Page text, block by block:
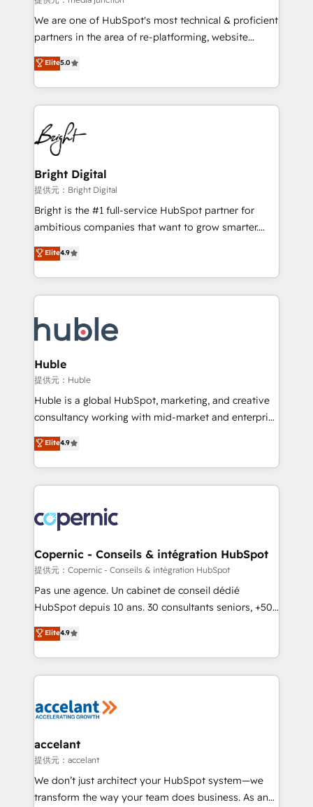
rooted in RevOps principles, integrates analysis,
training, planning, and qualification. Leveraging
inbound marketing tactics, we focus on
understanding, nurturing, and converting leads.
competitive market.
We are one of HubSpot's most technical & proficient
partners in the area of re-platforming, website
design & development. We specialize in multi-hub
implementations for mid-market & enterprise
companies. We are woman-owned, powered by
coffee, and we ❤️ dogs. We produce award-winning
work for our clients. 🏆2023 Technical Expertise
Impact Award 🏆2022 Technical Expertise Impact
Award 🏆2022 Platform Migration Excellence Impact
Award 🏆2020 Elite Solutions Partner 🏆2019
Integrations HubSpot Impact Award 🏆2019
Marketing Enablement HubSpot Impact Award 🏆
2018 Website Design HubSpot Impact Award 🏆2017
Growth-Driven Design Agency of the Year 🏆2016
Sales Enablement HubSpot Impact Award 🏆2015
HubSpot COS Performance Award 🏆2014 HubSpot
COS Design Award 🏆2013 HubSpot Marketplace
Partner 📆Founded in 1997
Elite5.0
Bright Digital
提供元：Bright Digital
Bright is the #1 full-service HubSpot partner for
ambitious companies that want to grow smarter.
From HubSpot onboarding, to training, from
developing a new website to lead generation and
digital marketing; we do it all (and with great
results)! In short, our services include: - HubSpot
HubSpot development: websites, custom modules,
integrations - Marketing & sales solutions: digital
marketing, advertising, campaigns, content and
design We connect people, data and technology to
improve customer experiences. With our bright
people, exciting ideas and can-do mentality, we
your challenge; our passionate and growth driven
team of 100+ experts is ready for you! Driving digital
Elite4.9
Huble
提供元：Huble
Huble is a global HubSpot, marketing, and creative
consultancy working with mid-market and enterprise
businesses. We go beyond implementation, shaping
the strategy, processes, and teams that turn
HubSpot into a genuine growth engine. Named
HubSpot's Global Partner of the Year in 2024,
worldwide, and with over 15 years in the ecosystem,
Huble has built a track record that speaks for itself.
One company, one operating model, delivering
across offices and consulting teams in the UK, USA,
Canada, Germany, France, Belgium, Singapore, and
South Africa. Certified compliant with ISO/IEC
international offices and 175+ employees.
Elite4.9
Copernic - Conseils & intégration HubSpot
提供元：Copernic - Conseils & intégration HubSpot
Pas une agence. Un cabinet de conseil dédié
HubSpot depuis 10 ans. 30 consultants seniors, +500
clients, un ROI mesurable. Notre mission : faire de
HubSpot un vrai levier de performance pour votre
organisation. Cela passe par la compréhension de
vos processus, la fiabilisation de vos données et
la plateforme. Nos domaines d'intervention : -
& reprise de données - Stratégie RevOps &
alignement Marketing / Sales - Data, reporting &
tableaux de bord - Onboarding, audit &
optimisation - Intégrations métiers (ERP, téléphonie,
Elite4.9
accelant
提供元：accelant
We don’t just architect your HubSpot system—we
transform the way your team does business. As an